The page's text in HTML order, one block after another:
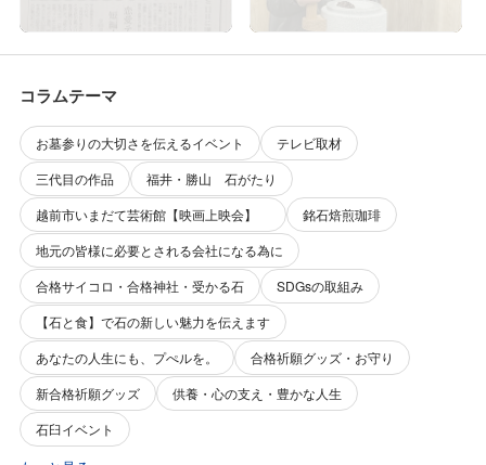
コラムテーマ
お墓参りの大切さを伝えるイベント
テレビ取材
三代目の作品
福井・勝山 石がたり
越前市いまだて芸術館【映画上映会】
銘石焙煎珈琲
地元の皆様に必要とされる会社になる為に
合格サイコロ・合格神社・受かる石
SDGsの取組み
【石と食】で石の新しい魅力を伝えます
あなたの人生にも、プぺルを。
合格祈願グッズ・お守り
新合格祈願グッズ
供養・心の支え・豊かな人生
石臼イベント